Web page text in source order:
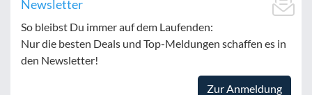
Newsletter
So bleibst Du immer auf dem Laufenden:
Nur die besten Deals und Top-Meldungen schaffen es in
den Newsletter!
Zur Anmeldung